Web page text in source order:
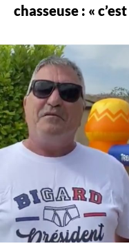
chasseuse : «